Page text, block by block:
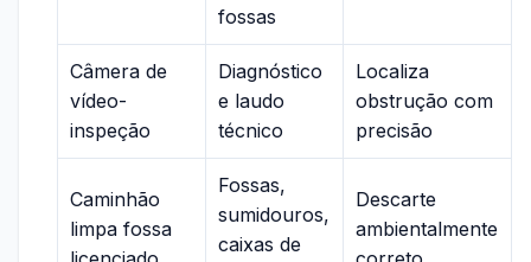
fossas
Câmera de
vídeo-
inspeção
Diagnóstico
e laudo
técnico
Localiza
obstrução com
precisão
Caminhão
limpa fossa
Fossas,
sumidouros,
caixas de
Descarte
ambientalmente